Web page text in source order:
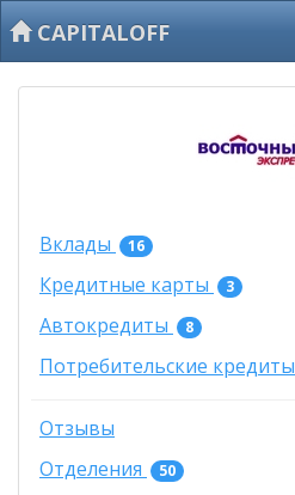
CAPITALOFF
Вклады 16
Кредитные карты 3
Автокредиты 8
Потребительские кредиты
Отзывы
Отделения
50